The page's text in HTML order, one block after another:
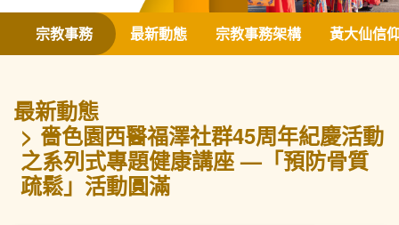
聯絡我們
宗教事務 最新動態 宗教事務架構 黃大仙信
最新動態
嗇色園西醫福澤社群45周年紀慶活動
之系列式專題健康講座 —「預防骨質
疏鬆」活動圓滿